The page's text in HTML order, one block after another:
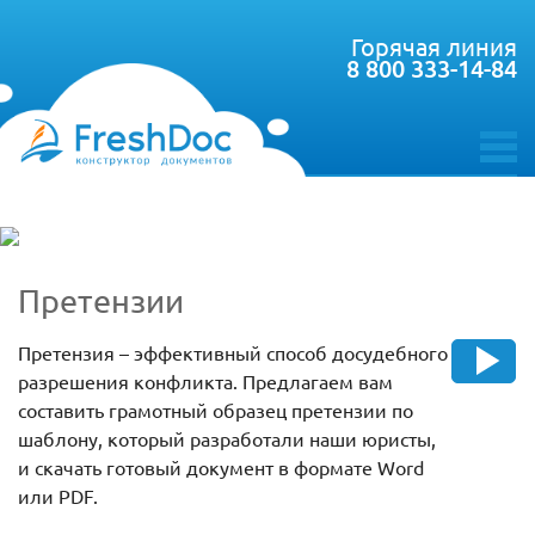
toggle
Горячая линия
8 800 333-14-84
Претензии
Претензия – эффективный способ досудебного
разрешения конфликта. Предлагаем вам
составить грамотный образец претензии по
шаблону, который разработали наши юристы,
и скачать готовый документ в формате Word
или PDF.